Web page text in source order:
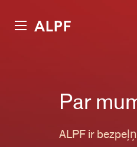
ALPF
Par
ALPF ir